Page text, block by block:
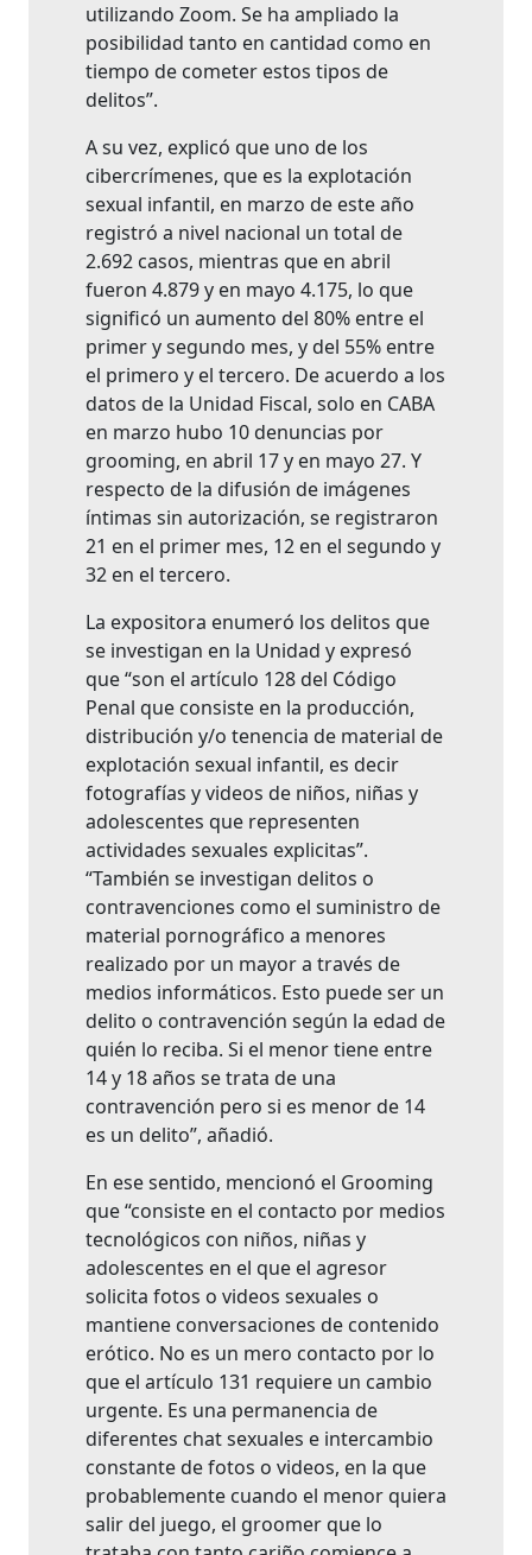
utilizando Zoom. Se ha ampliado la
posibilidad tanto en cantidad como en
tiempo de cometer estos tipos de
delitos”.
A su vez, explicó que uno de los
cibercrímenes, que es la explotación
sexual infantil, en marzo de este año
registró a nivel nacional un total de
2.692 casos, mientras que en abril
fueron 4.879 y en mayo 4.175, lo que
significó un aumento del 80% entre el
primer y segundo mes, y del 55% entre
el primero y el tercero. De acuerdo a los
datos de la Unidad Fiscal, solo en CABA
en marzo hubo 10 denuncias por
grooming, en abril 17 y en mayo 27. Y
respecto de la difusión de imágenes
íntimas sin autorización, se registraron
21 en el primer mes, 12 en el segundo y
32 en el tercero.
La expositora enumeró los delitos que
se investigan en la Unidad y expresó
que “son el artículo 128 del Código
Penal que consiste en la producción,
distribución y/o tenencia de material de
explotación sexual infantil, es decir
fotografías y videos de niños, niñas y
adolescentes que representen
actividades sexuales explicitas”.
“También se investigan delitos o
contravenciones como el suministro de
material pornográfico a menores
realizado por un mayor a través de
medios informáticos. Esto puede ser un
delito o contravención según la edad de
quién lo reciba. Si el menor tiene entre
14 y 18 años se trata de una
contravención pero si es menor de 14
es un delito”, añadió.
En ese sentido, mencionó el Grooming
que “consiste en el contacto por medios
tecnológicos con niños, niñas y
adolescentes en el que el agresor
solicita fotos o videos sexuales o
mantiene conversaciones de contenido
erótico. No es un mero contacto por lo
que el artículo 131 requiere un cambio
urgente. Es una permanencia de
diferentes chat sexuales e intercambio
constante de fotos o videos, en la que
probablemente cuando el menor quiera
salir del juego, el groomer que lo